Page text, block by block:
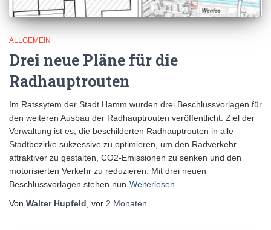
ALLGEMEIN
Drei neue Pläne für die
Radhauptrouten
Im Ratssytem der Stadt Hamm wurden drei Beschlussvorlagen für
den weiteren Ausbau der Radhauptrouten veröffentlicht. Ziel der
Verwaltung ist es, die beschilderten Radhauptrouten in alle
Stadtbezirke sukzessive zu optimieren, um den Radverkehr
attraktiver zu gestalten, CO2-Emissionen zu senken und den
motorisierten Verkehr zu reduzieren. Mit drei neuen
Beschlussvorlagen stehen nun Weiterlesen
Von Walter Hupfeld , vor 2 Monaten